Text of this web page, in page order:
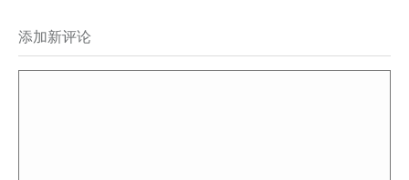
添加新评论